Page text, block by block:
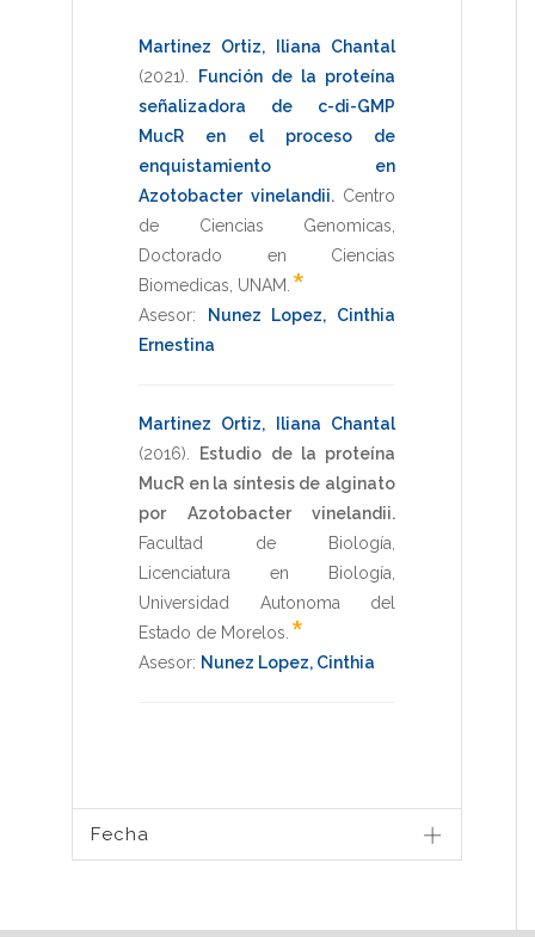
Martinez Ortiz, Iliana Chantal
(2021)
Función de la proteína
señalizadora de c-di-GMP
MucR en el proceso de
enquistamiento en
Azotobacter vinelandii. Centro
de Ciencias Genomicas
Doctorado en Ciencias
Biomedicas UNAM *
Asesor: Nunez Lopez, Cinthia
Ernestina
Martinez Ortiz, Iliana Chantal
(2016)
Estudio de la proteína
MucR en la síntesis de alginato
por Azotobacter vinelandii.
Facultad de Biología
Licenciatura en Biología
Universidad Autonoma del
Estado de Morelos *
Asesor: Nunez Lopez, Cinthia
Fecha